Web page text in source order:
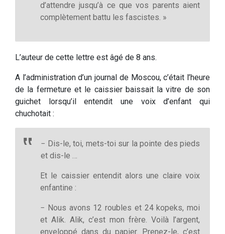
d’attendre jusqu’à ce que vos parents aient
complètement battu les fascistes. »
L’auteur de cette lettre est âgé de 8 ans.
A l’administration d’un journal de Moscou, c’était l’heure
de la fermeture et le caissier baissait la vitre de son
guichet lorsqu’il entendit une voix d’enfant qui
chuchotait :
− Dis-le, toi, mets-toi sur la pointe des pieds
et dis-le …
Et le caissier entendit alors une claire voix
enfantine :
− Nous avons 12 roubles et 24 kopeks, moi
et Alik. Alik, c’est mon frère. Voilà l’argent,
enveloppé dans du papier. Prenez-le, c’est